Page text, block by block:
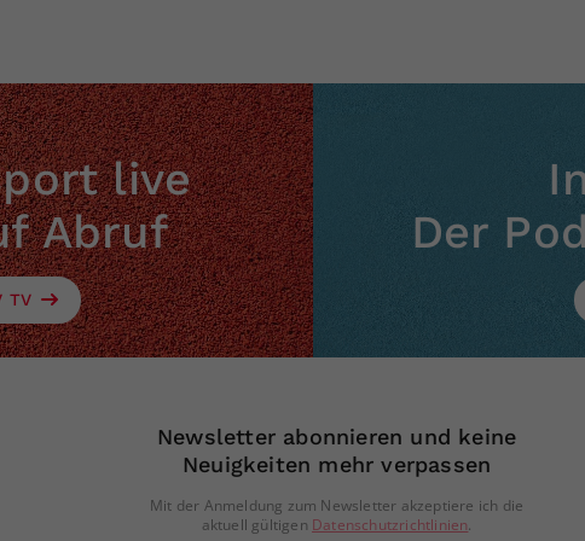
live
Abruf
TV
Der
Newsletter abonnieren und keine
Neuigkeiten mehr verpassen
Mit der Anmeldung zum Newsletter akzeptiere ich die
aktuell gültigen Datenschutzrichtlinien.